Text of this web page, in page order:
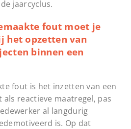
jaarcyclus.
fout moet je
het opzetten van
binnen een
fout is het inzetten van een
reactieve maatregel, pas
al langdurig
is. Op dat